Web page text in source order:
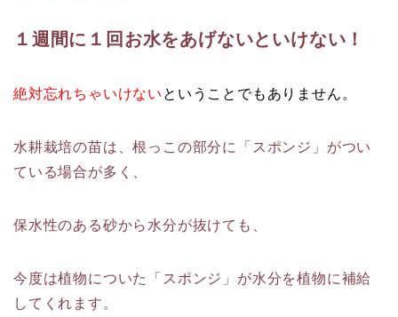
１週間に１回お水をあげないといけない！
絶対忘れちゃいけない ということでもありません。
水耕栽培の苗は、根っこの部分に「スポンジ」がつい
ている場合が多く、
保水性のある砂から水分が抜けても、
今度は植物についた「スポンジ」が水分を植物に補給
してくれます。